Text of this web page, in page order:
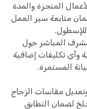
المنجزة والمدة
متابعة سير العمل
المباشر حول
وأي تكليفات إضافية
المستمرة.
مقاسات الزجاج
لضمان التطابق